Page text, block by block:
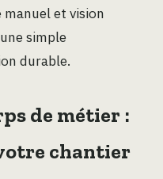
et vision
simple
durable.
de métier :
chantier